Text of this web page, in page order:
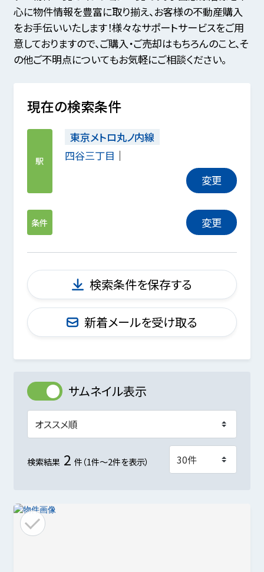
心に物件情報を豊富に取り揃え、お客様の不動産購入
をお手伝いいたします！様々なサポートサービスをご用
意しておりますので、ご購入・ご売却はもちろんのこと、そ
の他ご不明点についてもお気軽にご相談ください。
現在の検索条件
駅
東京メトロ丸ノ内線
四谷三丁目
変更
条件 変更
検索条件を保存する
新着メールを受け取る
サムネイル表示
検索結果 2 件（1件～2件を表示）